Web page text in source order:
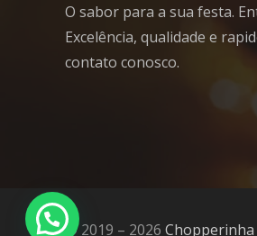
O sabor para a sua festa.
Excelência, qualidade e
contato conosco.
© 2019 – 2026